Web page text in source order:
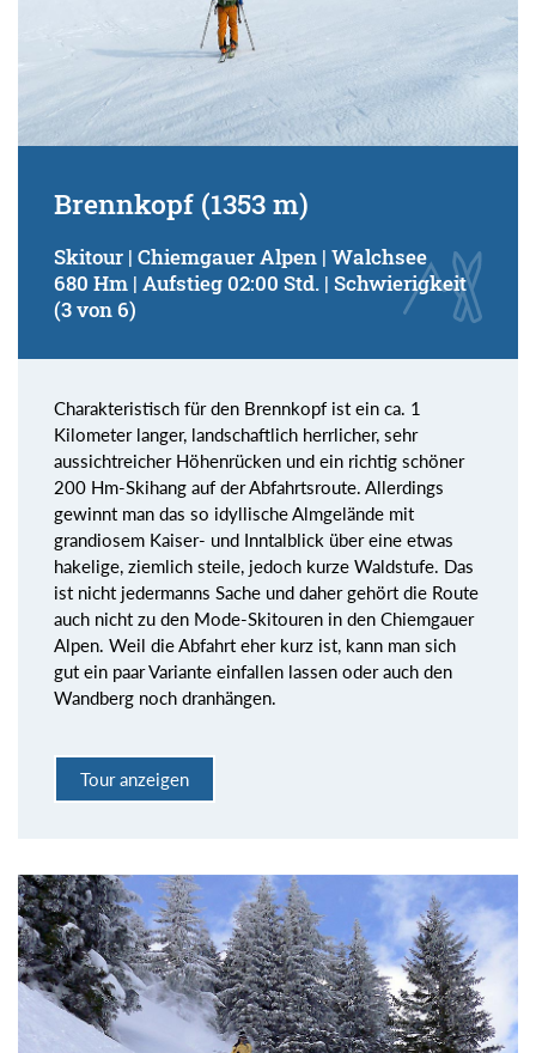
Brennkopf (1353 m)
Skitour | Chiemgauer Alpen | Walchsee
680 Hm | Aufstieg 02:00 Std. | Schwierigkeit
(3 von 6)
Charakteristisch für den Brennkopf ist ein ca. 1
Kilometer langer, landschaftlich herrlicher, sehr
aussichtreicher Höhenrücken und ein richtig schöner
200 Hm-Skihang auf der Abfahrtsroute. Allerdings
gewinnt man das so idyllische Almgelände mit
grandiosem Kaiser- und Inntalblick über eine etwas
hakelige, ziemlich steile, jedoch kurze Waldstufe. Das
ist nicht jedermanns Sache und daher gehört die Route
auch nicht zu den Mode-Skitouren in den Chiemgauer
Alpen. Weil die Abfahrt eher kurz ist, kann man sich
gut ein paar Variante einfallen lassen oder auch den
Wandberg noch dranhängen.
Tour anzeigen